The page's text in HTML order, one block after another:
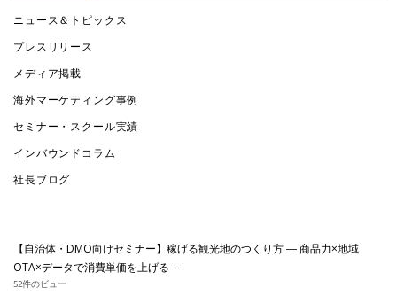
ニュース＆トピックス
プレスリリース
メディア掲載
海外マーケティング事例
セミナー・スクール実績
インバウンドコラム
社長ブログ
【自治体・DMO向けセミナー】稼げる観光地のつくり方 ― 商品力×地域
OTA×データで消費単価を上げる ―
52件のビュー